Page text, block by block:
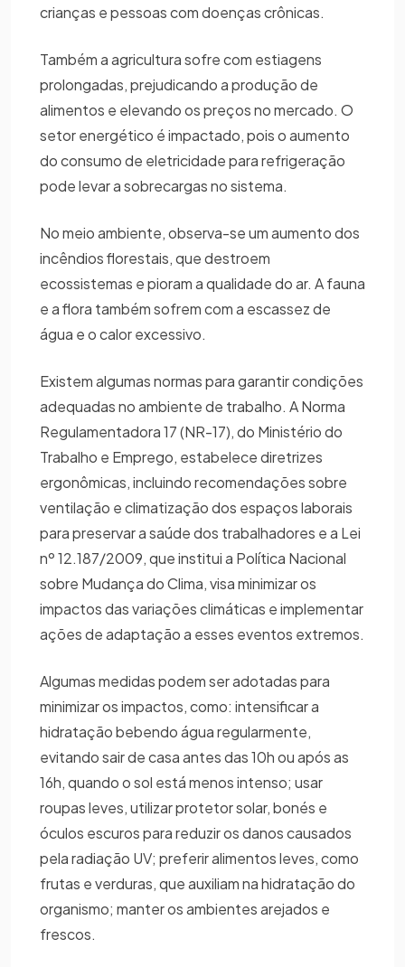
crianças e pessoas com doenças crônicas.
Também a agricultura sofre com estiagens
prolongadas, prejudicando a produção de
alimentos e elevando os preços no mercado. O
setor energético é impactado, pois o aumento
do consumo de eletricidade para refrigeração
pode levar a sobrecargas no sistema.
No meio ambiente, observa-se um aumento dos
incêndios florestais, que destroem
ecossistemas e pioram a qualidade do ar. A fauna
e a flora também sofrem com a escassez de
água e o calor excessivo.
Existem algumas normas para garantir condições
adequadas no ambiente de trabalho. A Norma
Regulamentadora 17 (NR-17), do Ministério do
Trabalho e Emprego, estabelece diretrizes
ergonômicas, incluindo recomendações sobre
ventilação e climatização dos espaços laborais
para preservar a saúde dos trabalhadores e a Lei
nº 12.187/2009, que institui a Política Nacional
sobre Mudança do Clima, visa minimizar os
impactos das variações climáticas e implementar
ações de adaptação a esses eventos extremos.
Algumas medidas podem ser adotadas para
minimizar os impactos, como: intensificar a
hidratação bebendo água regularmente,
evitando sair de casa antes das 10h ou após as
16h, quando o sol está menos intenso; usar
roupas leves, utilizar protetor solar, bonés e
óculos escuros para reduzir os danos causados
pela radiação UV; preferir alimentos leves, como
frutas e verduras, que auxiliam na hidratação do
organismo; manter os ambientes arejados e
frescos.